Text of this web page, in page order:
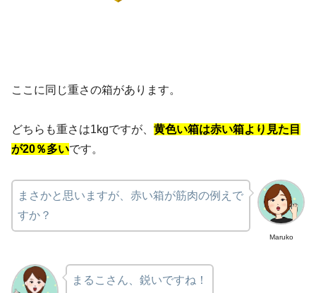
ここに同じ重さの箱があります。
どちらも重さは1kgですが、 黄色い箱は赤い箱より見た目
が20％多いです。
Maruko
まさかと思いますが、赤い箱が筋肉の例えで
すか？
まるこさん、鋭いですね！